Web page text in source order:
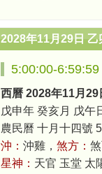
2028年11月29日 乙
5:00:00-
西曆 2028年11月
戊申年 癸亥月 戊午
農民曆 十月十四號
沖： 沖雞， 煞方： 煞
星神： 天官 玉堂 太